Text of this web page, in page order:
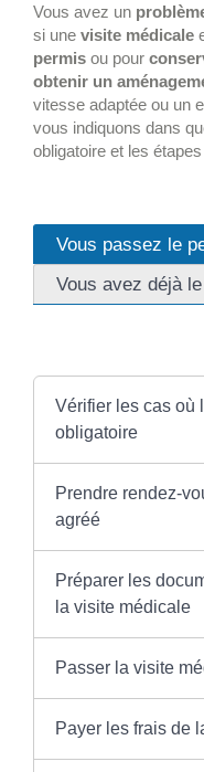
Vous avez un
si une visite médicale
permis ou pour
obtenir un
vitesse adaptée ou un
vous indiquons dans
obligatoire et les
Vous passez le
Vous avez déjà
Vérifier les cas où
obligatoire
Prendre rendez-
agréé
Préparer les
la visite médicale
Passer la visite
Payer les frais de